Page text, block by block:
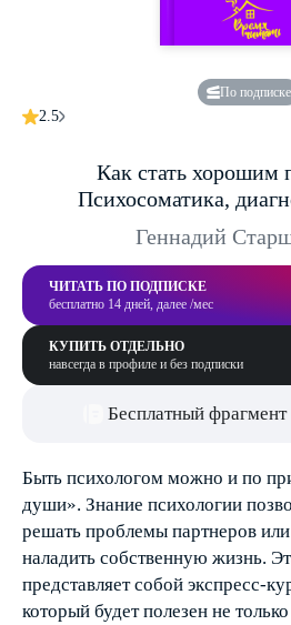
По подписке
2.5
Как стать хорошим
Психосоматика,
Геннадий
ЧИТАТЬ ПО ПОДПИСКЕ
бесплатно 14 дней, далее /мес
КУПИТЬ ОТДЕЛЬНО
навсегда в профиле и без подписки
Бесплатный фрагмент
Быть психологом можно и по
души». Знание психологии
решать проблемы партнеров
наладить собственную жизнь.
представляет собой экспресс-
который будет полезен не